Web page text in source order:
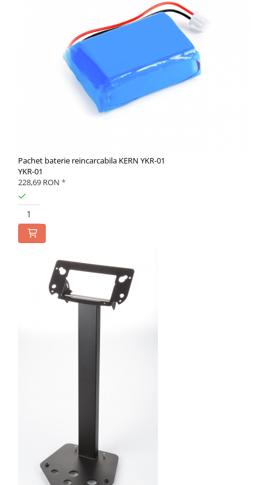
Pachet baterie reincarcabila KERN YKR-01
YKR-01
228,69 RON *